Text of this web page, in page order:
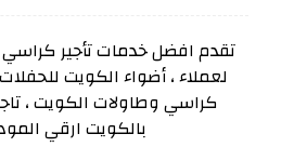
تقدم افضل خدمات تأجير
لعملاء ، أضواء الكويت
كراسي وطاولات الكويت ،
بالكويت ارقي